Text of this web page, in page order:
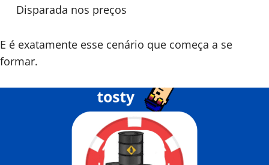
Disparada nos preços
E é exatamente esse cenário que começa a se
formar.